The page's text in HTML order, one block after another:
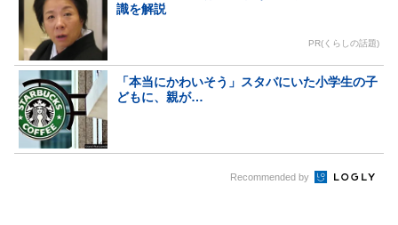
識を解説
PR(くらしの話題)
「本当にかわいそう」スタバにいた小学生の子
どもに、親が…
Recommended by